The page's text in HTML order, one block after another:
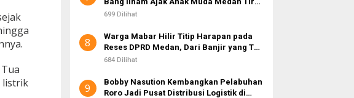
listrik
Kejayaan Legenda Bola 80-an
699 Dilihat
8
Warga Mabar Hilir Titip Harapan pada
Reses DPRD Medan, Dari Banjir yang Tak
Kunjung Surut hingga Layanan IKD
684 Dilihat
9
Bobby Nasution Kembangkan Pelabuhan
Roro Jadi Pusat Distribusi Logistik di